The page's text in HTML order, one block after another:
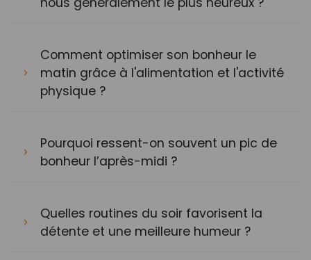
Comment optimiser son bonheur le
matin grâce à l'alimentation et l'activité
physique ?
Pourquoi ressent-on souvent un pic de
bonheur l’après-midi ?
Quelles routines du soir favorisent la
détente et une meilleure humeur ?